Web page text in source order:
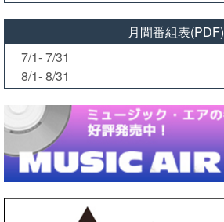
月間番組表(PDF)
7/1- 7/31
8/1- 8/31